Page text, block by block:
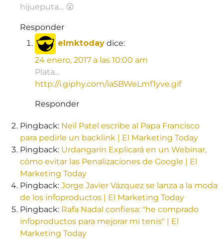
hijueputa… 😮
Responder
elmktoday dice:
24 enero, 2017 a las 10:00 am
Plata…
http://i.giphy.com/ia5BWeLmf1yve.gif
Responder
Pingback: Neil Patel escribe al Papa Francisco
para pedirle un backlink | El Marketing Today
Pingback: Urdangarín Explicará en un Webinar,
cómo evitar las Penalizaciones de Google | El
Marketing Today
Pingback: Jorge Javier Vázquez se lanza a la moda
de los infoproductos | El Marketing Today
Pingback: Rafa Nadal confiesa: "he comprado
infoproductos para mejorar mi tenis" | El
Marketing Today